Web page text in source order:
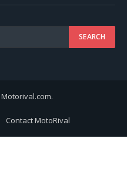
Motorival.com.
Contact MotoRival